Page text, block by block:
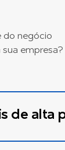
do negócio
empresa?
de alta